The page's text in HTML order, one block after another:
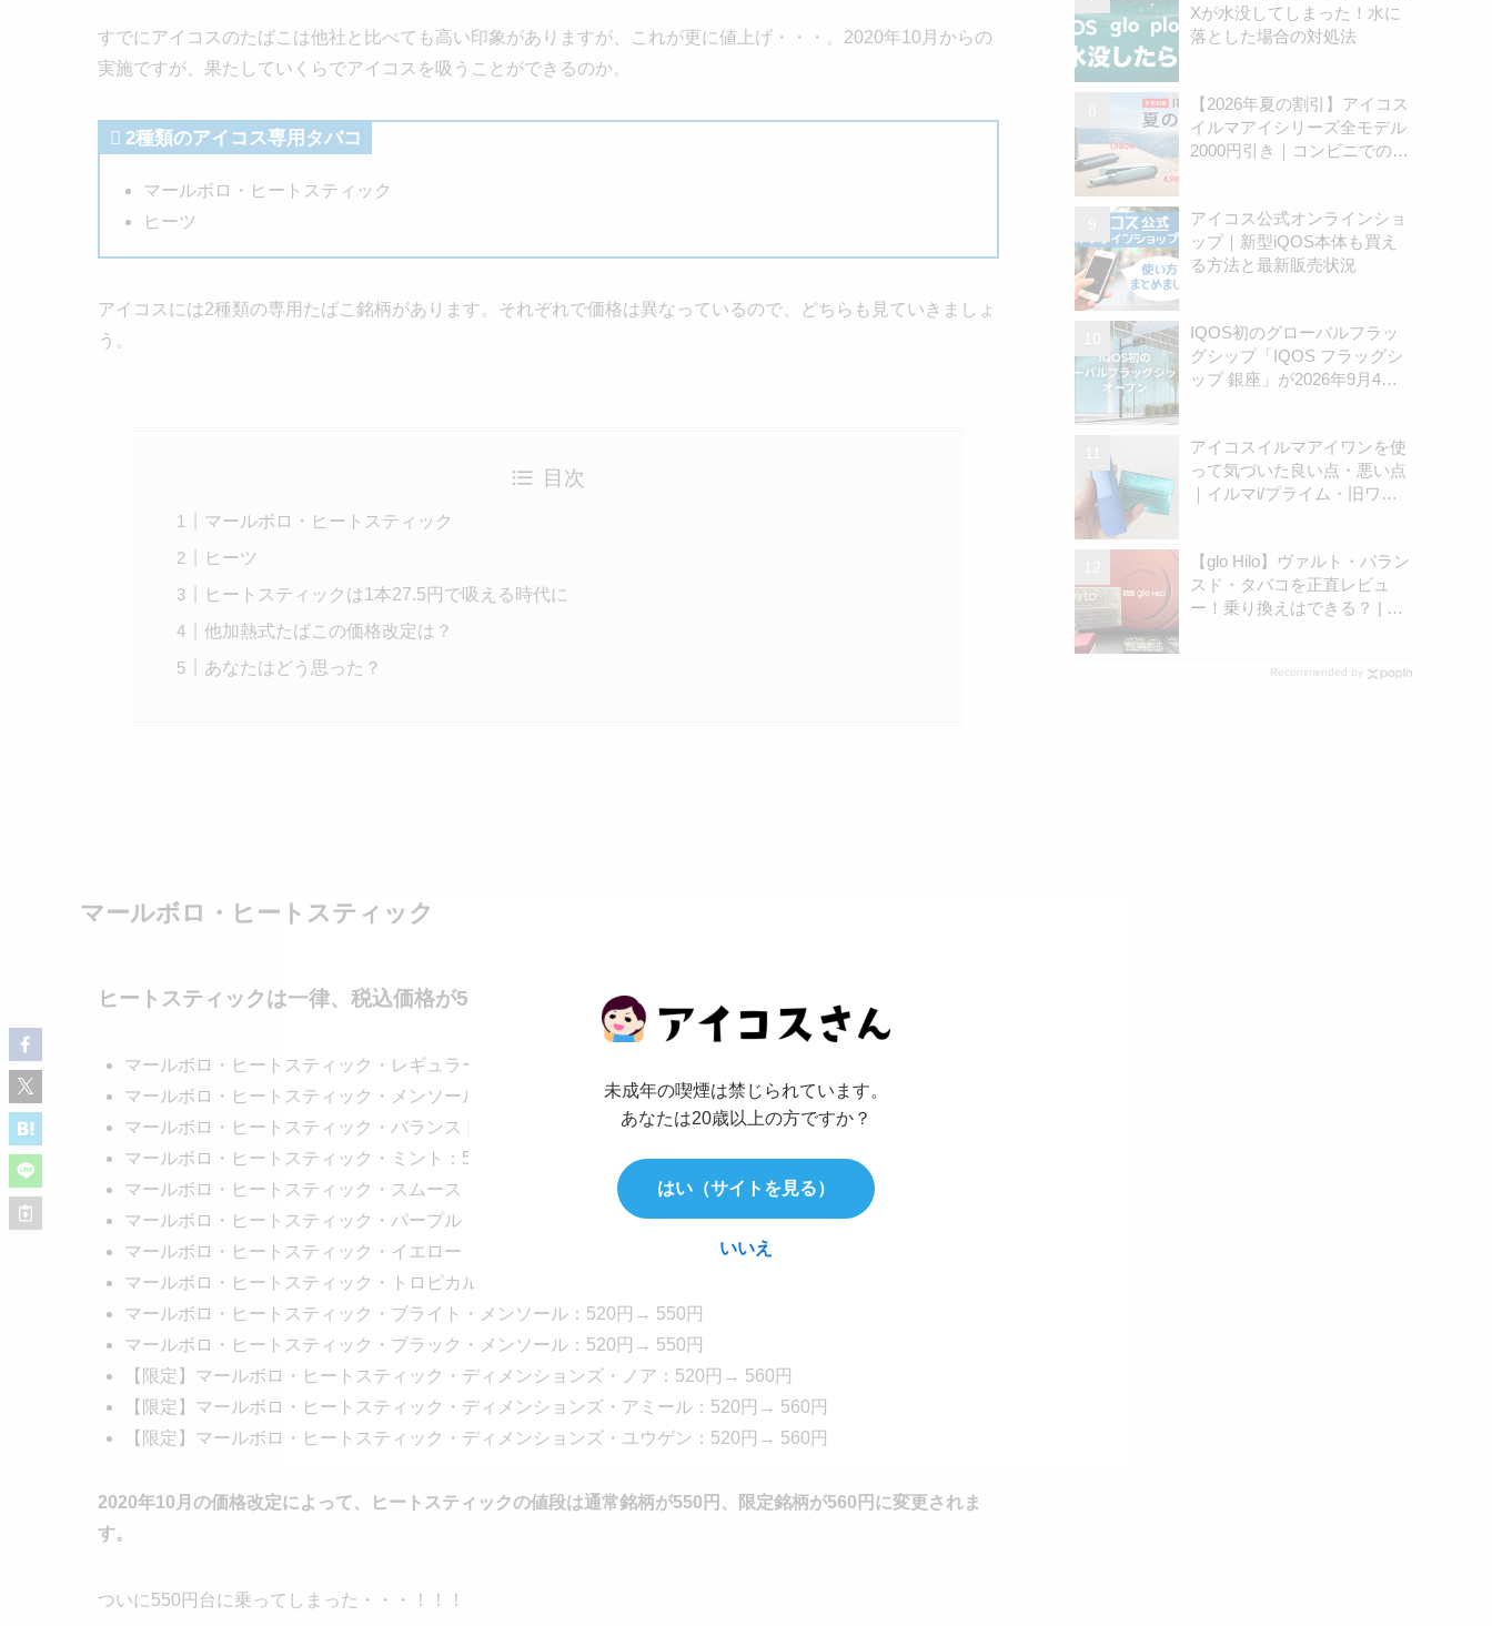
すでにアイコスのたばこは他社と比べても高い印象がありますが、これが更に値上げ・・・。2020年10月からの
実施ですが、果たしていくらでアイコスを吸うことができるのか。
2種類のアイコス専用タバコ
マールボロ・ヒートスティック
ヒーツ
アイコスには2種類の専用たばこ銘柄があります。それぞれで価格は異なっているので、どちらも見ていきましょ
う。
目次
マールボロ・ヒートスティック
ヒーツ
ヒートスティックは1本27.5円で吸える時代に
他加熱式たばこの価格改定は？
あなたはどう思った？
マールボロ・ヒートスティック
ヒートスティックは一律、税込価格が550円 となります。
マールボロ・ヒートスティック・レギュラー ：520円 → 550円
マールボロ・ヒートスティック・メンソール ：520円→ 550円
マールボロ・ヒートスティック・バランスド・レギュラー：520円→ 550円
マールボロ・ヒートスティック・ミント：520円→ 550円
マールボロ・ヒートスティック・スムース・レギュラー：520円→ 550円
マールボロ・ヒートスティック・パープル・メンソール：520円→ 550円
マールボロ・ヒートスティック・イエロー・メンソール：520円→ 550円
マールボロ・ヒートスティック・トロピカル・メンソール：520円→ 550円
マールボロ・ヒートスティック・ブライト・メンソール：520円→ 550円
マールボロ・ヒートスティック・ブラック・メンソール：520円→ 550円
【限定】マールボロ・ヒートスティック・ディメンションズ・ノア：520円→ 560円
【限定】マールボロ・ヒートスティック・ディメンションズ・アミール：520円→ 560円
【限定】マールボロ・ヒートスティック・ディメンションズ・ユウゲン：520円→ 560円
2020年10月の価格改定によって、ヒートスティックの値段は通常銘柄が550円、限定銘柄が560円に変更されま
す。
ついに550円台に乗ってしまった・・・！！！
Xが水没してしまった！水に
落とした場合の対処法
【2026年夏の割引】アイコス
イルマアイシリーズ全モデル
2000円引き｜コンビニでのキ
アイコス公式オンラインショ
ップ｜新型iQOS本体も買え
る方法と最新販売状況
IQOS初のグローバルフラッ
グシップ「IQOS フラッグシ
ップ 銀座」が2026年9月4日
トアとの違いは？ | アイコス
さん
アイコスイルマアイワンを使
って気づいた良い点・悪い点
｜イルマi/プライム・旧ワン
【glo Hilo】ヴァルト・バラン
スド・タバコを正直レビュ
ー！乗り換えはできる？ | ア
Recommended by
未成年の喫煙は禁じられています。
あなたは20歳以上の方ですか？
はい（サイトを見る）
いいえ